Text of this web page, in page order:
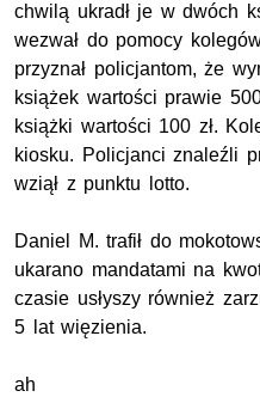
chwilą ukradł je w dwóch
wezwał do pomocy
przyznał policjantom, że
książek wartości prawie
książki wartości 100 zł.
kiosku. Policjanci znaleźli
wziął z punktu lotto.
Daniel M. trafił do
ukarano mandatami na
czasie usłyszy również
5 lat więzienia.
ah